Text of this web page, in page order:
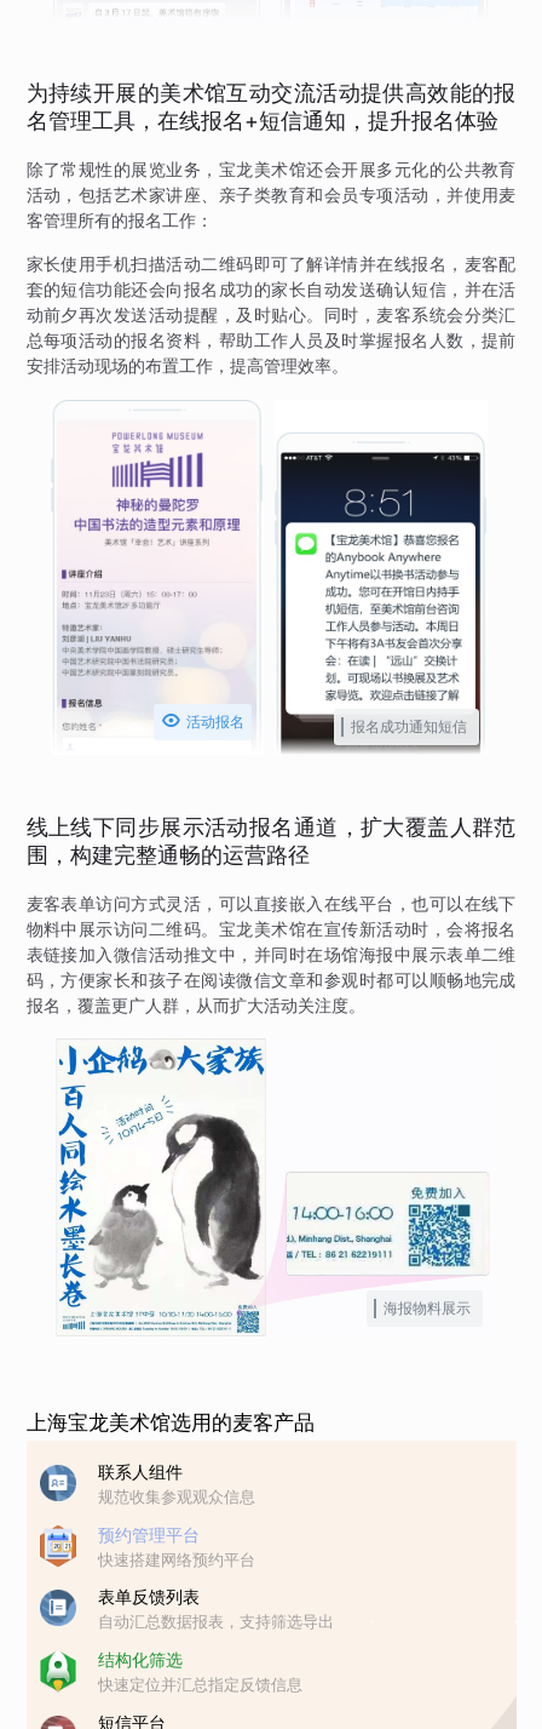
为持续开展的美术馆互动交流活动提供高效能的报
名管理工具，在线报名+短信通知，提升报名体验
除了常规性的展览业务，宝龙美术馆还会开展多元化的公共教育
活动，包括艺术家讲座、亲子类教育和会员专项活动，并使用麦
客管理所有的报名工作：
家长使用手机扫描活动二维码即可了解详情并在线报名，麦客配
套的短信功能还会向报名成功的家长自动发送确认短信，并在活
动前夕再次发送活动提醒，及时贴心。同时，麦客系统会分类汇
总每项活动的报名资料，帮助工作人员及时掌握报名人数，提前
安排活动现场的布置工作，提高管理效率。
 活动报名 报名成功通知短信
线上线下同步展示活动报名通道，扩大覆盖人群范
围，构建完整通畅的运营路径
麦客表单访问方式灵活，可以直接嵌入在线平台，也可以在线下
物料中展示访问二维码。宝龙美术馆在宣传新活动时，会将报名
表链接加入微信活动推文中，并同时在场馆海报中展示表单二维
码，方便家长和孩子在阅读微信文章和参观时都可以顺畅地完成
报名，覆盖更广人群，从而扩大活动关注度。
海报物料展示
上海宝龙美术馆选用的麦客产品
联系人组件
规范收集参观观众信息
预约管理平台
快速搭建网络预约平台
表单反馈列表
自动汇总数据报表，支持筛选导出
结构化筛选
快速定位并汇总指定反馈信息
短信平台